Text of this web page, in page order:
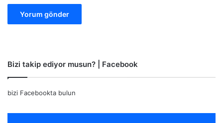
Bizi takip ediyor musun? | Facebook
bizi Facebookta bulun